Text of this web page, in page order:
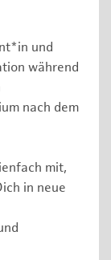
und
während
nach dem
mit,
in neue